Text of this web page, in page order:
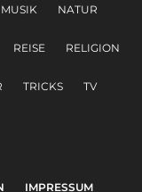
MUSIK NATUR
REISE RELIGION
TRICKS TV
IMPRESSUM